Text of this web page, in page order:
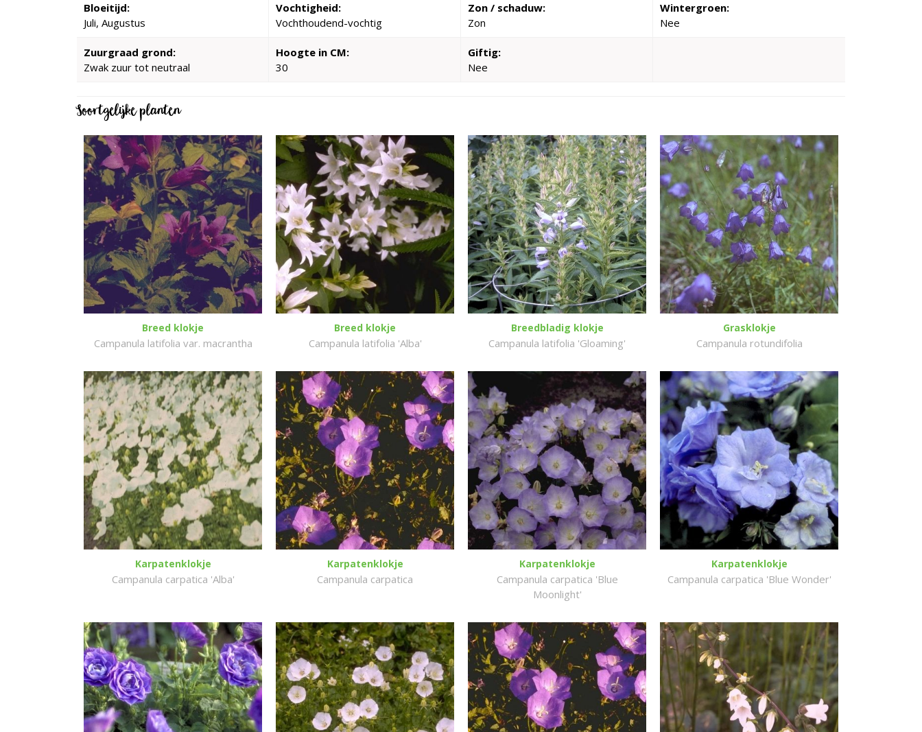
Bloeitijd:
Juli, Augustus
Vochtigheid:
Vochthoudend-vochtig
Zon / schaduw:
Zon
Wintergroen:
Nee
Zuurgraad grond:
Zwak zuur tot neutraal
Hoogte in CM:
30
Giftig:
Nee
Soortgelijke planten
Breed klokje
Campanula latifolia var. macrantha
Breed klokje
Campanula latifolia 'Alba'
Breedbladig klokje
Campanula latifolia 'Gloaming'
Grasklokje
Campanula rotundifolia
Karpatenklokje
Campanula carpatica 'Alba'
Karpatenklokje
Campanula carpatica
Karpatenklokje
Campanula carpatica 'Blue
Moonlight'
Karpatenklokje
Campanula carpatica 'Blue Wonder'